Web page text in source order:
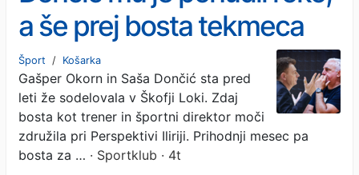
a še prej bosta tekmeca
Šport / Košarka
Gašper Okorn in Saša Dončić sta pred
leti že sodelovala v Škofji Loki. Zdaj
bosta kot trener in športni direktor moči
združila pri Perspektivi Iliriji. Prihodnji mesec pa
bosta za … · Sportklub · 4t